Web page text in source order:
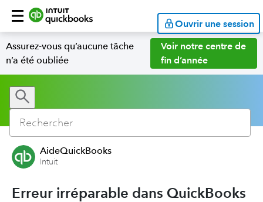
Ouvrir une session
Assurez-vous qu’aucune tâche
n’a été oubliée
Voir notre centre de
fin d’année
AideQuickBooks
Intuit
Erreur irréparable dans QuickBooks